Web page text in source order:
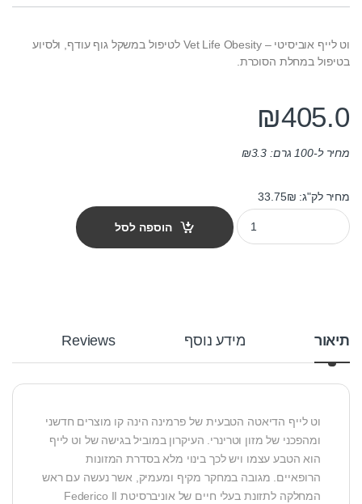
וט לייף אוביסיטי – Vet Life Obesity לטיפול במשקל גוף עודף, ולסיוע
בטיפול במחלת הסוכרת.
₪405.0
מחיר ל-100 גרם: ₪3.3
מחיר לק"ג: 33.75₪
מזון כלבים רפואי וט לייף Obesity לטיפול במשקל גוף עודף 12 ק"ג quantity
הוספה לסל
תיאור מידע נוסף Reviews
וט לייף הדיאטה הטבעית של פרמינה הינה קו מוצרים חדשני
ומהפכני של מזון וטרינרי. העיקרון במוביל בגישה של וט לייף
הוא הטבע עצמו ויש לכך בינוי מלא בסדרת המזונות
הרופאיים. מגובה במחקר מקיף ומעמיק, אשר נעשה עם ראש
המחלקה לתזונת בעלי חיים של אוניברסיטת Federico II